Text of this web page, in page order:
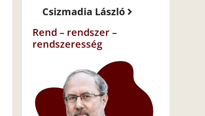
Csizmadia László
Rend – rendszer –
rendszeresség